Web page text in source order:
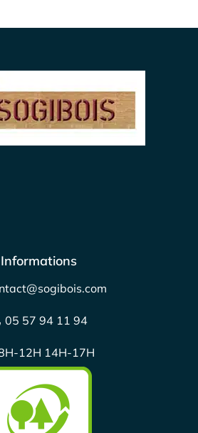
Informations
05 57 94 11 94
12H 14H-17H